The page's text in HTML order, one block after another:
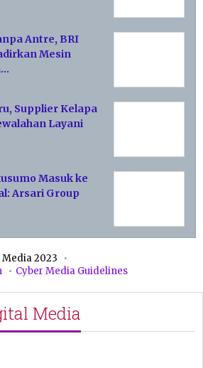
Antre, BRI
Mesin
Supplier Kelapa
Layani
Masuk ke
Arsari Group
2023
Cyber Media Guidelines
Media